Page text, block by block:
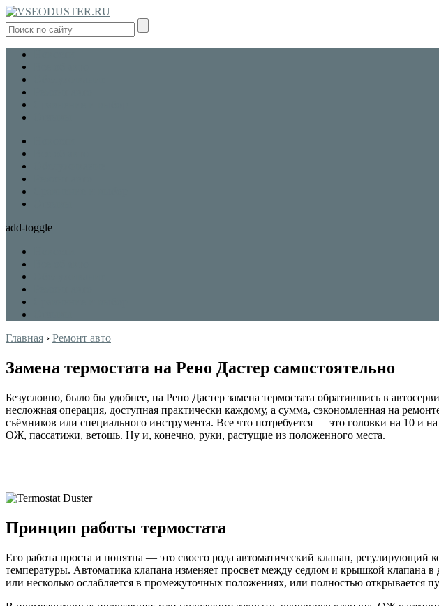
add-toggle
Главная › Ремонт авто
Замена термостата на Рено Дастер самостоятельно
Безусловно, было бы удобнее, на Рено Дастер замена термостата обратившись в
несложная операция, доступная практически каждому, а сумма, сэкономленная на
съёмников или специального инструмента. Все что потребуется — это головки на 10 и
ОЖ, пассатижи, ветошь. Ну и, конечно, руки, растущие из положенного места.
Принцип работы термостата
Его работа проста и понятна — это своего рода автоматический клапан,
температуры. Автоматика клапана изменяет просвет между седлом и крышкой
или несколько ослабляется в промежуточных положениях, или полностью открывается